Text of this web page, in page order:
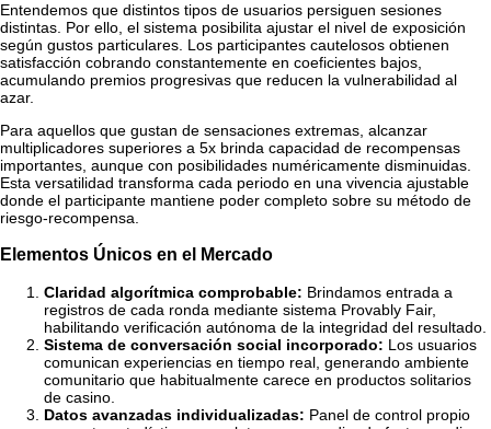
Entendemos que distintos tipos de usuarios persiguen sesiones
distintas. Por ello, el sistema posibilita ajustar el nivel de exposición
según gustos particulares. Los participantes cautelosos obtienen
satisfacción cobrando constantemente en coeficientes bajos,
acumulando premios progresivas que reducen la vulnerabilidad al
azar.
Para aquellos que gustan de sensaciones extremas, alcanzar
multiplicadores superiores a 5x brinda capacidad de recompensas
importantes, aunque con posibilidades numéricamente disminuidas.
Esta versatilidad transforma cada periodo en una vivencia ajustable
donde el participante mantiene poder completo sobre su método de
riesgo-recompensa.
Elementos Únicos en el Mercado
Claridad algorítmica comprobable: Brindamos entrada a
registros de cada ronda mediante sistema Provably Fair,
habilitando verificación autónoma de la integridad del resultado.
Sistema de conversación social incorporado: Los usuarios
comunican experiencias en tiempo real, generando ambiente
comunitario que habitualmente carece en productos solitarios
de casino.
Datos avanzadas individualizadas: Panel de control propio